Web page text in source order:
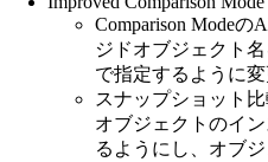
Comparison Mode
ジドオブジェクト
で指定するように変
スナップショット
オブジェクトのイ
るようにし、オブ